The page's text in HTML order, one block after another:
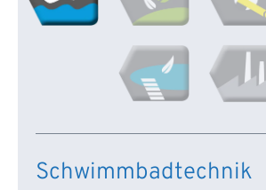
Schwimmbadtechnik